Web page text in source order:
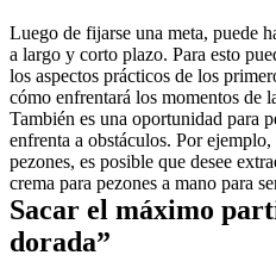
Luego de fijarse una meta, puede
a largo y corto plazo. Para esto
los aspectos prácticos de los
cómo enfrentará los momentos de
También es una oportunidad para
enfrenta a obstáculos. Por
pezones, es posible que desee
crema para pezones a mano para
Sacar el máximo
dorada”